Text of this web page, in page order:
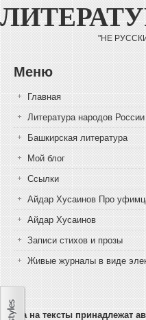
"НЕ
Меню
Главная
Литература народов России
Башкирская литература
Мой блог
Ссылки
Айдар Хусаинов Про
Айдар Хусаинов
Записи стихов и прозы
Живые журналы в виде
Права на тексты принадлежат